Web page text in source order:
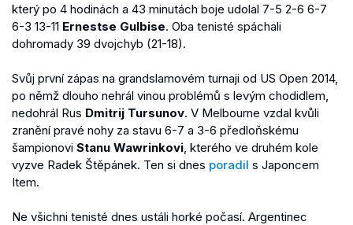
který po 4 hodinách a 43 minutách boje udolal 7-5 2-6 6-7
6-3 13-11 Ernestse Gulbise. Oba tenisté spáchali
dohromady 39 dvojchyb (21-18).
Svůj první zápas na grandslamovém turnaji od US Open 2014,
po němž dlouho nehrál vinou problémů s levým chodidlem,
nedohrál Rus Dmitrij Tursunov. V Melbourne vzdal kvůli
zranění pravé nohy za stavu 6-7 a 3-6 předloňskému
šampionovi Stanu Wawrinkovi, kterého ve druhém kole
vyzve Radek Štěpánek. Ten si dnes poradil s Japoncem
Item.
Ne všichni tenisté dnes ustáli horké počasí. Argentinec